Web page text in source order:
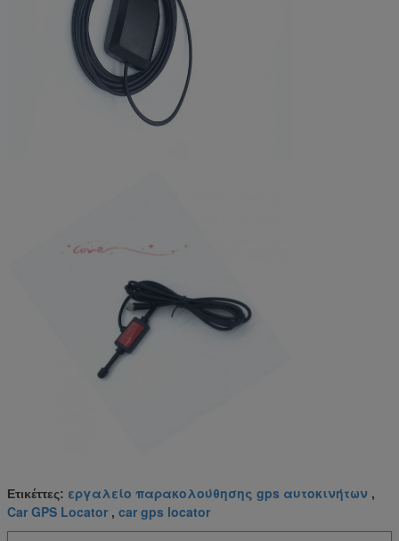
Ετικέττες: εργαλείο παρακολούθησης gps αυτοκινήτων ,
Car GPS Locator , car gps locator